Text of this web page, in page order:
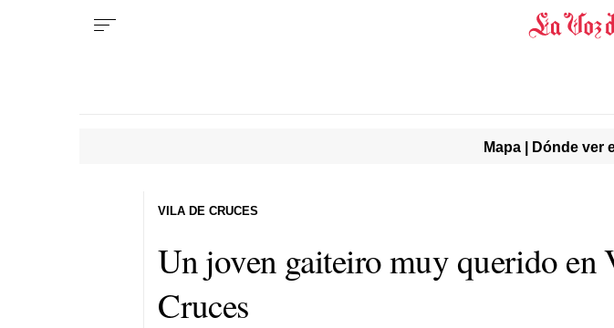
Mapa | Dónde ver
Un joven gaiteiro muy querido en
Cruces
VILA DE CRUCES